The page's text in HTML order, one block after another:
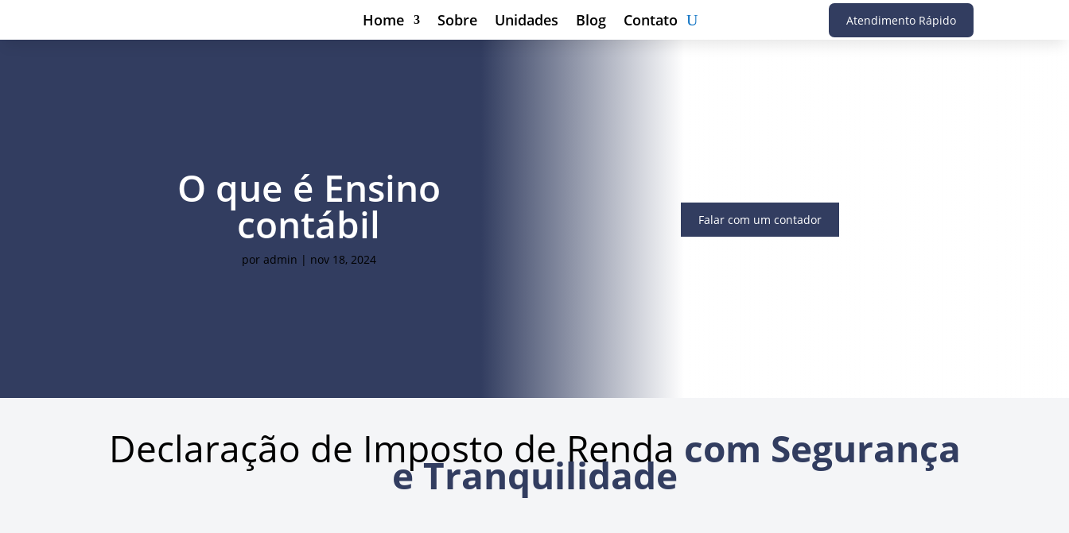
Home Sobre Unidades Blog Contato Atendimento Rápido
O que é Ensino
contábil
por admin | nov 18, 2024
Falar com um contador
Declaração de Imposto de Renda com Segurança
e Tranquilidade